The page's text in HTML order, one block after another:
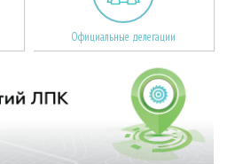
Официальные делегации